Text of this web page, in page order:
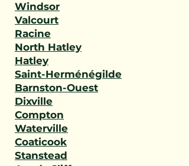
Windsor
Valcourt
Racine
North Hatley
Hatley
Saint-Herménégilde
Barnston-Ouest
Dixville
Compton
Waterville
Coaticook
Stanstead